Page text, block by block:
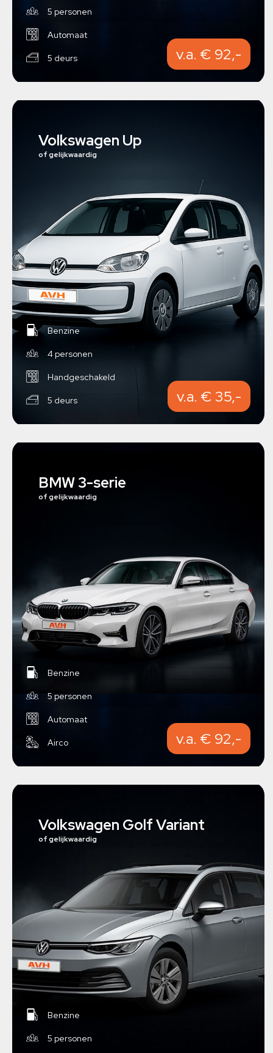
5 personen
Automaat
5 deurs v.a. € 92,-
Volkswagen Up
of gelijkwaardig
Benzine
4 personen
Handgeschakeld
5 deurs v.a. € 35,-
BMW 3-serie
of gelijkwaardig
Benzine
5 personen
Automaat
Airco v.a. € 92,-
Volkswagen Golf Variant
of gelijkwaardig
Benzine
5 personen